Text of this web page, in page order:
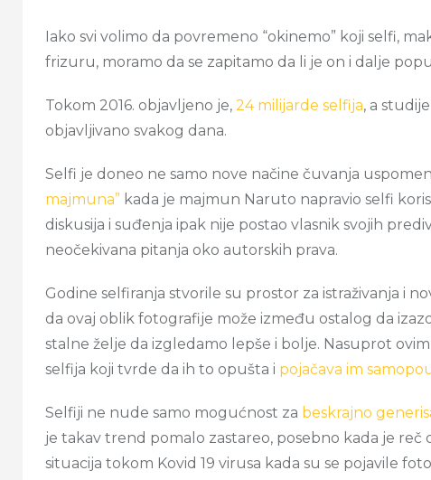
Iako svi volimo da povremeno “okinemo” koji selfi,
frizuru, moramo da se zapitamo da li je on i dalje
Tokom 2016. objavljeno je, 24 milijarde selfija, a
objavljivano svakog dana.
Selfi je doneo ne samo nove načine čuvanja
majmuna” kada je majmun Naruto napravio selfi
diskusija i suđenja ipak nije postao vlasnik svojih
neočekivana pitanja oko autorskih prava.
Godine selfiranja stvorile su prostor za istraživanja i
da ovaj oblik fotografije može između ostalog da
stalne želje da izgledamo lepše i bolje. Nasuprot
selfija koji tvrde da ih to opušta i pojačava im
Selfiji ne nude samo mogućnost za beskrajno
je takav trend pomalo zastareo, posebno kada je reč
situacija tokom Kovid 19 virusa kada su se pojavile